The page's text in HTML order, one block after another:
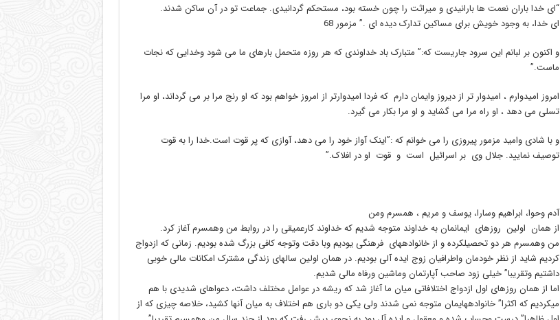
“ای خدا باران نعمت ها بارانیدی و میراثت را چون خسته بود، مستحکم گردانیدی. جماعت تو در آن ساکن شدند.
ای خدا، به وجود خویش برای مساکین تدارک دیده ای .” مزمور 68
و اکنون بر لبانم این سرود جاریست که:” متبارک باد خداوندی که هر روزه متحمل بارهای ما می شود وخدایی که نجات
ماست.”
امروز امیدوارم ، امیدوار تر از دیروز وایمان دارم که فردا امیدوارتر از امروز خواهم بود که او رنج مرا بر می گرداند، او مرا
تسلی می دهد ، او راه مرا می گشاید و او مرا بکار می گیرد.
و با شادی وامید مزمور پیروزی را می خوانم که :”اینک آواز خود را می دهد، آوازی که پر قوت است.خدا را به قوت
توصیف نمایید. جلال وی بر اسرائیل است و قوت او در افلاک.”
آدم وحوا، ابراهیم وسارا، یوسف و مریم ، همسرم ومن
از همان اولین روزهای ایمانمان به خداوند متوجه شدیم که خداوند کارعمیقی را در روابط من وهمسرم آغاز کرد.
من وهمسرم هر دو تحصیلکرده و از خانوادههای فرهنگی یودیم وبا دقت وتوجه کافی بزرگ شده بودیم. زمانی که ازدواج
کردیم شاید از نظر خودمان واطرافیان زوج ایده آلی بودیم. در همان اولین سالهای زندگی مشترک امکانات مالی خوبی
داشتیم وتقریبا” خیلی زود صاحب آپارتمان وماشین ورفاه مالی شدیم.
اما از همان روزهای اول ازدواج اختلافاتی میان ما آغاز شد که ریشه در عوامل مختلف داشت، دعواهای شدیدی با هم
میکردیم که اکثرا” خانوادههایمان متوجه نمی شدند ولی یکی دو باری هم اختلاف به میان آنها کشید، خلاصه چیزی که از